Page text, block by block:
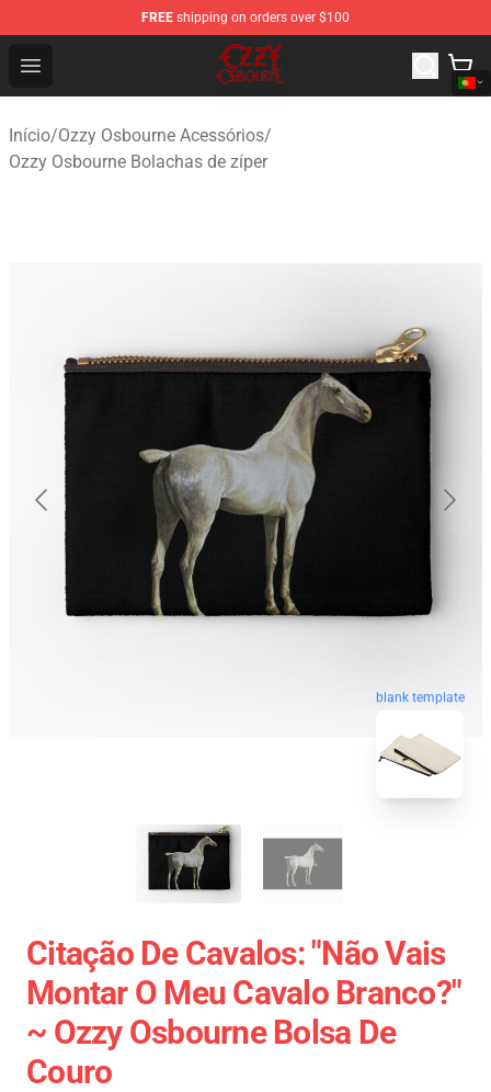
FREE shipping on orders over $100
Open menu
Ozzy Osbourne Store - Official Ozzy Osbourne
Início/Ozzy Osbourne Acessórios/
Ozzy Osbourne Bolachas de zíper
blank template
Citação De Cavalos: "Não Vais
Montar O Meu Cavalo Branco?"
~ Ozzy Osbourne Bolsa De
Couro